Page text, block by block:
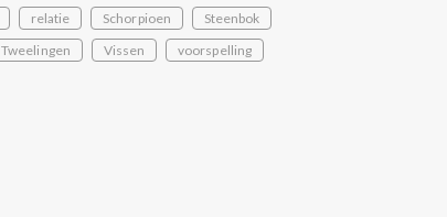
relatie Schorpioen
Steenbok
Tweelingen Vissen
voorspelling